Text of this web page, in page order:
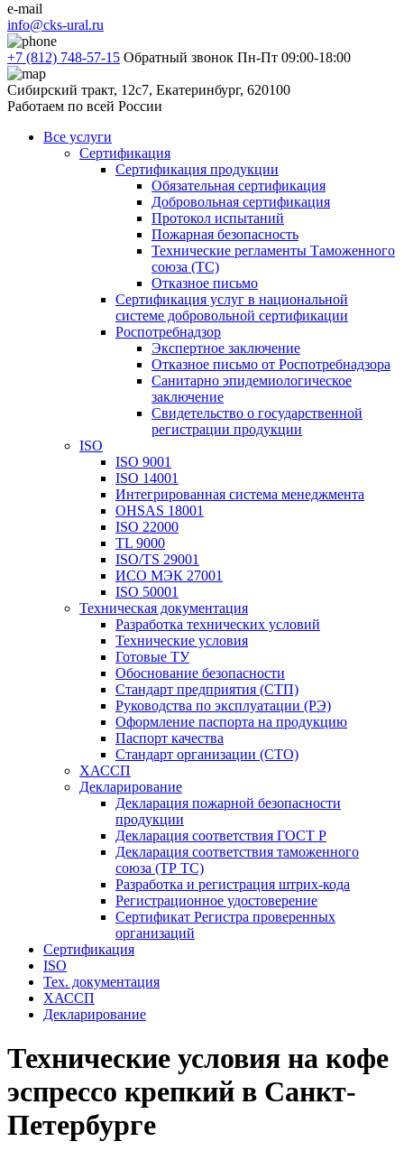
e-mail
info@cks-ural.ru
+7 (812) 748-57-15 Обратный звонок Пн-Пт 09:00-18:00
Сибирский тракт, 12с7, Екатеринбург, 620100
Работаем по всей России
Все услуги
Сертификация
Сертификация продукции
Обязательная сертификация
Добровольная сертификация
Протокол испытаний
Пожарная безопасность
Технические регламенты Таможенного
союза (ТС)
Отказное письмо
Сертификация услуг в национальной
системе добровольной сертификации
Роспотребнадзор
Экспертное заключение
Отказное письмо от Роспотребнадзора
Санитарно эпидемиологическое
заключение
Свидетельство о государственной
регистрации продукции
ISO
ISO 9001
ISO 14001
Интегрированная система менеджмента
OHSAS 18001
ISO 22000
TL 9000
ISO/TS 29001
ИСО МЭК 27001
ISO 50001
Техническая документация
Разработка технических условий
Технические условия
Готовые ТУ
Обоснование безопасности
Стандарт предприятия (СТП)
Руководства по эксплуатации (РЭ)
Оформление паспорта на продукцию
Паспорт качества
Стандарт организации (СТО)
ХАССП
Декларирование
Декларация пожарной безопасности
продукции
Декларация соответствия ГОСТ Р
Декларация соответствия таможенного
союза (ТР ТС)
Разработка и регистрация штрих-кода
Регистрационное удостоверение
Сертификат Регистра проверенных
организаций
Сертификация
ISO
Тех. документация
ХАССП
Декларирование
Технические условия на кофе
эспрессо крепкий в Санкт-
Петербурге